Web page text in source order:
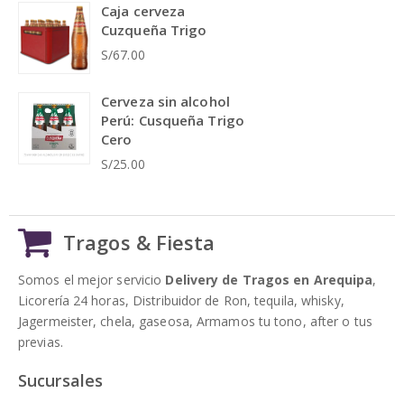
Caja cerveza
Cuzqueña Trigo
S/67.00
Cerveza sin alcohol
Perú: Cusqueña Trigo
Cero
S/25.00
Tragos & Fiesta
Somos el mejor servicio Delivery de Tragos en Arequipa,
Licorería 24 horas, Distribuidor de Ron, tequila, whisky,
Jagermeister, chela, gaseosa, Armamos tu tono, after o tus
previas.
Sucursales